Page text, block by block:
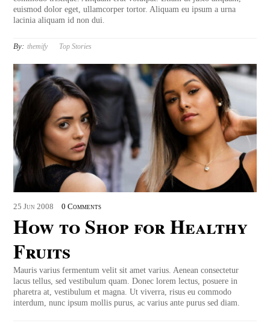
euismod dolor eget, ullamcorper tortor. Aliquam eu ipsum a urna
lacinia aliquam id non dui.
By: themify Top Stories
25 Jun 2008 0 Comments
How to Shop for Healthy
Fruits
Mauris varius fermentum velit sit amet varius. Aenean consectetur
lacus tellus, sed vestibulum quam. Donec lorem lectus, posuere in
pharetra at, vestibulum et magna. Ut viverra, risus eu commodo
interdum, nunc ipsum mollis purus, ac varius ante purus sed diam.